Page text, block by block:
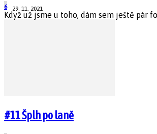
29. 11. 2021
6
Když už jsme u toho, dám sem ještě pár
#11 Šplh po laně